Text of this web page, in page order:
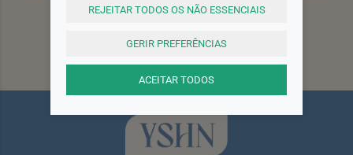
site!Registar
REJEITAR TODOS OS NÃO ESSENCIAIS
GERIR PREFERÊNCIAS
ACEITAR TODOS